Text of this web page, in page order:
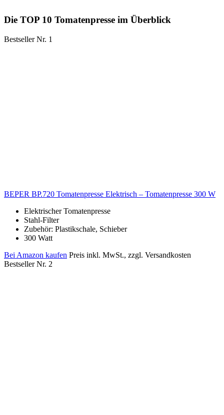
Die TOP 10 Tomatenpresse im Überblick
Bestseller Nr. 1
BEPER BP.720 Tomatenpresse Elektrisch – Tomatenpresse 300 W
Elektrischer Tomatenpresse
Stahl-Filter
Zubehör: Plastikschale, Schieber
300 Watt
Bei Amazon kaufen Preis inkl. MwSt., zzgl. Versandkosten
Bestseller Nr. 2